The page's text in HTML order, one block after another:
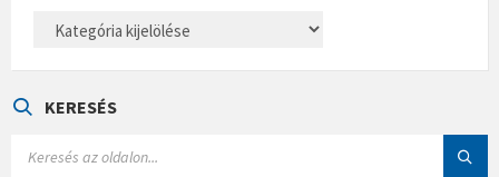
E
Á
KERESÉS